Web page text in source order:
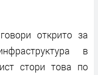
открито за
в
стори това по